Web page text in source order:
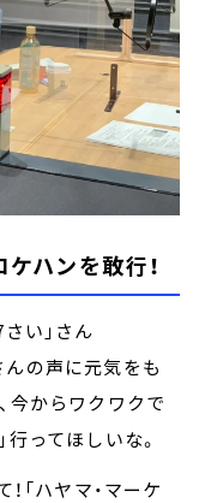
ハンを敢行！
い」さん
の声に元気をも
今からワクワクで
ってほしいな。
「ハヤマ・マーケ